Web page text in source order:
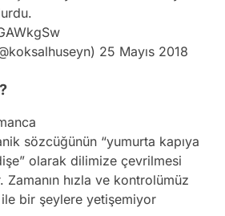
25 Mayıs 2018
sözcüğünün “yumurta kapıya
olarak dilimize çevrilmesi
hızla ve kontrolümüz
ile bir şeylere yetişemiyor